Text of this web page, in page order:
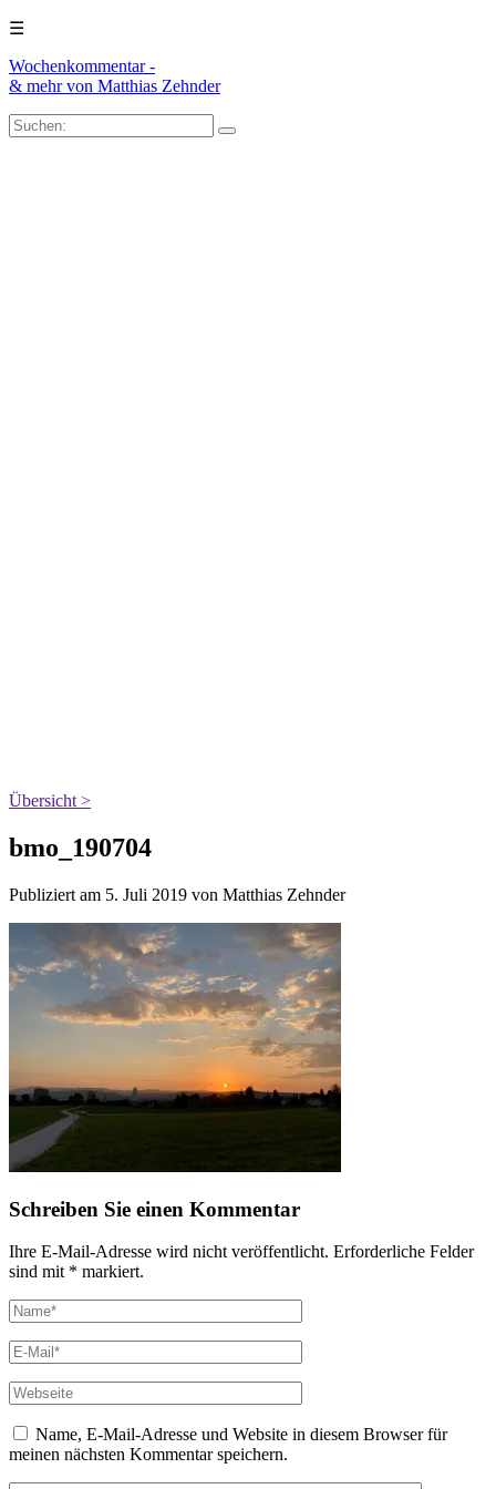
☰
Wochenkommentar -
& mehrvon Matthias Zehnder
Übersicht >
bmo_190704
Publiziert am 5. Juli 2019 von Matthias Zehnder
Schreiben Sie einen Kommentar
Ihre E-Mail-Adresse wird nicht veröffentlicht. Erforderliche Felder
sind mit * markiert.
Name, E-Mail-Adresse und Website in diesem Browser für
meinen nächsten Kommentar speichern.